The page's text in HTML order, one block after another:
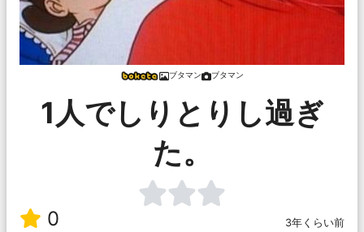
ブタマン ブタマン
1人でしりとりし過ぎ
た。
0 3年くらい前